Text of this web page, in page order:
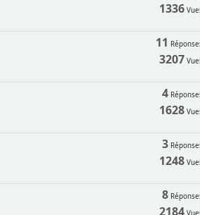
1336
11
3207
4
1628
3
1248
8
2184